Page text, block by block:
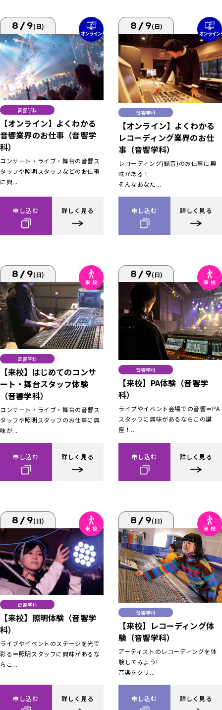
8/9(日)
音響学科
【オンライン】よくわかる
音響業界のお仕事（音響学
科）
コンサート・ライブ・舞台の音響ス
タッフや照明スタッフなどのお仕事
に興...
申し込む 詳しく見る
8/9(日)
音響学科
【オンライン】よくわかる
レコーディング業界のお仕
事（音響学科）
レコーディング(録音)のお仕事に興
味がある！
そんなあなた...
申し込む 詳しく見る
8/9(日)
音響学科
【来校】はじめてのコンサ
ート・舞台スタッフ体験
（音響学科）
コンサート・ライブ・舞台の音響ス
タッフや照明スタッフのお仕事に興
味が...
申し込む 詳しく見る
8/9(日)
音響学科
【来校】PA体験（音響学
科）
ライブやイベント会場での音響＝PA
スタッフに興味があるならこの講
座！...
申し込む 詳しく見る
8/9(日)
音響学科
【来校】照明体験（音響学
科）
ライブやイベントのステージを光で
彩る＝照明スタッフに興味があるな
らこ...
申し込む 詳しく見る
8/9(日)
音響学科
【来校】レコーディング体
験（音響学科）
アーティストのレコーディングを体
験してみよう!
音楽をクリ...
申し込む 詳しく見る